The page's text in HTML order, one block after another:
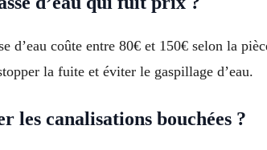
d’eau coûte entre 80€ et 150€ selon la
la fuite et éviter le gaspillage d’eau.
les canalisations bouchées ?